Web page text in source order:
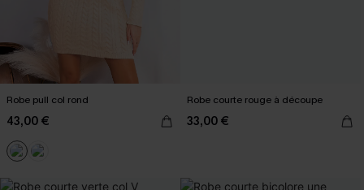
Robe pull col rond
43,00 €
Robe courte rouge à découpe
33,00 €